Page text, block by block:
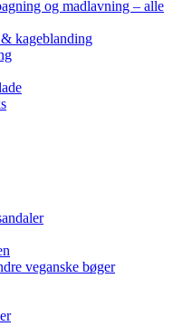
og madlavning – alle
kageblanding
veganske bøger